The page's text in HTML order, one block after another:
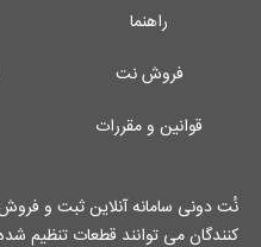
راهنما
فروش نت
قوانین و مقررات
نُت دونی سامانه آنلاین ثبت و
کنندگان می توانند قطعات تنظیم